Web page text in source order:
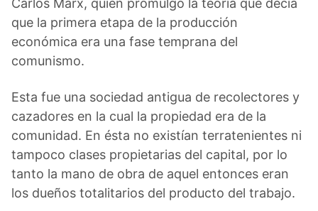
que la primera etapa de la producción
económica era una fase temprana del
comunismo.
Esta fue una sociedad antigua de recolectores y
cazadores en la cual la propiedad era de la
comunidad. En ésta no existían terratenientes ni
tampoco clases propietarias del capital, por lo
tanto la mano de obra de aquel entonces eran
los dueños totalitarios del producto del trabajo.